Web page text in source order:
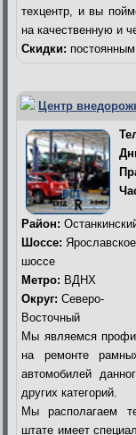
техцентр, и вы
на качественную и
Скидки:
Центр
Район:
Шоссе: Ярославское
шоссе
Метро: ВДНХ
Округ: Северо-
Восточный
Мы являемся
на ремонте
автомобилей
других категорий.
Мы располагаем
штате имеет